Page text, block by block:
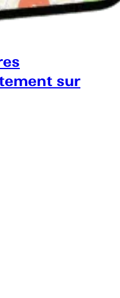
sur